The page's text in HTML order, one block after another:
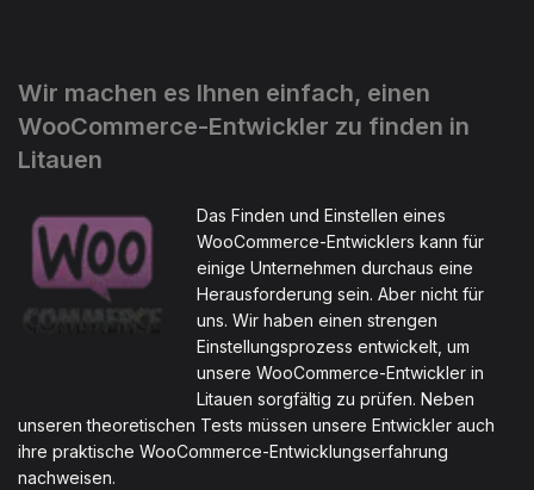
Wir machen es Ihnen einfach, einen
WooCommerce-Entwickler zu finden in
Litauen
Das Finden und Einstellen eines
WooCommerce-Entwicklers kann für
einige Unternehmen durchaus eine
Herausforderung sein. Aber nicht für
uns. Wir haben einen strengen
Einstellungsprozess entwickelt, um
unsere WooCommerce-Entwickler in
Litauen sorgfältig zu prüfen. Neben
unseren theoretischen Tests müssen unsere Entwickler auch
ihre praktische WooCommerce-Entwicklungserfahrung
nachweisen.